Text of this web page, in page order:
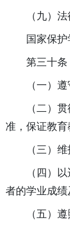
（九）
国家保
第三十条
（一）
（二）
准，保证教育
（三）
（四）
者的学业成绩
（五）